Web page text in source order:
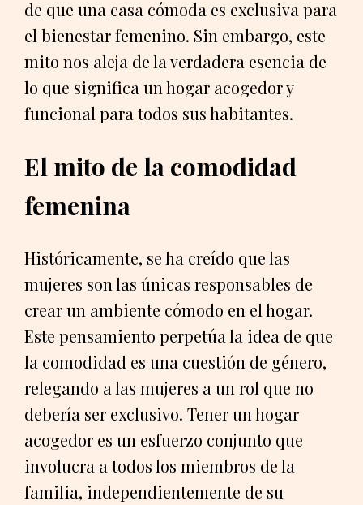
de que una casa cómoda es exclusiva para
el bienestar femenino. Sin embargo, este
mito nos aleja de la verdadera esencia de
lo que significa un hogar acogedor y
funcional para todos sus habitantes.
El mito de la comodidad
femenina
Históricamente, se ha creído que las
mujeres son las únicas responsables de
crear un ambiente cómodo en el hogar.
Este pensamiento perpetúa la idea de que
la comodidad es una cuestión de género,
relegando a las mujeres a un rol que no
debería ser exclusivo. Tener un hogar
acogedor es un esfuerzo conjunto que
involucra a todos los miembros de la
familia, independientemente de su